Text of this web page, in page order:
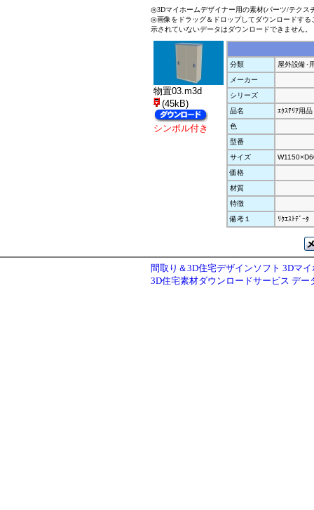
◎3Dマイホームデザイナー用の素材(パーツ/テクス
◎画像をドラッグ＆ドロップしてダウンロードす
示されていないデータはダウンロードできません。
物置03.m3d
(45kB)
シンボル付き
分類
屋外設備･
メーカー
シリーズ
品名
ｴｸｽﾃﾘｱ用品
色
型番
サイズ
価格
材質
特徴
備考１
ﾘｸｴｽﾄﾃﾞｰﾀ
間取り＆3D住宅デザインソフト 3Dマ
3D住宅素材ダウンロードサービス デー